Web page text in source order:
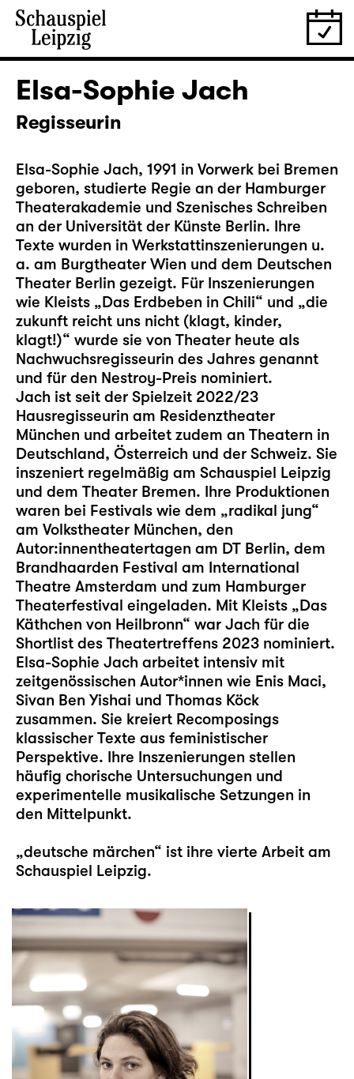
Elsa-Sophie Jach
Regisseurin
Elsa-Sophie Jach, 1991 in Vorwerk bei Bremen
geboren, studierte Regie an der Hamburger
Theaterakademie und Szenisches Schreiben
an der Universität der Künste Berlin. Ihre
Texte wurden in Werkstattinszenierungen u.
a. am Burgtheater Wien und dem Deutschen
Theater Berlin gezeigt. Für Inszenierungen
wie Kleists „Das Erdbeben in Chili“ und „die
zukunft reicht uns nicht (klagt, kinder,
klagt!)“ wurde sie von Theater heute als
Nachwuchsregisseurin des Jahres genannt
und für den Nestroy-Preis nominiert.
Jach ist seit der Spielzeit 2022/23
Hausregisseurin am Residenztheater
München und arbeitet zudem an Theatern in
Deutschland, Österreich und der Schweiz. Sie
inszeniert regelmäßig am Schauspiel Leipzig
und dem Theater Bremen. Ihre Produktionen
waren bei Festivals wie dem „radikal jung“
am Volkstheater München, den
Autor:innentheatertagen am DT Berlin, dem
Brandhaarden Festival am International
Theatre Amsterdam und zum Hamburger
Theaterfestival eingeladen. Mit Kleists „Das
Käthchen von Heilbronn“ war Jach für die
Shortlist des Theatertreffens 2023 nominiert.
Elsa-Sophie Jach arbeitet intensiv mit
zeitgenössischen Autor*innen wie Enis Maci,
Sivan Ben Yishai und Thomas Köck
zusammen. Sie kreiert Recomposings
klassischer Texte aus feministischer
Perspektive. Ihre Inszenierungen stellen
häufig chorische Untersuchungen und
experimentelle musikalische Setzungen in
den Mittelpunkt.
„deutsche märchen“ ist ihre vierte Arbeit am
Schauspiel Leipzig.